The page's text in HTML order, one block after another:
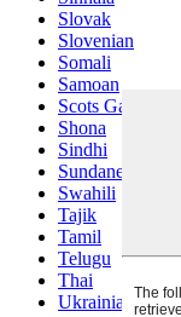
Slovak
Slovenian
Somali
Samoan
Scots Gaelic
Shona
Sindhi
Sundanese
Swahili
Tajik
Tamil
Telugu
Thai
Ukrainian